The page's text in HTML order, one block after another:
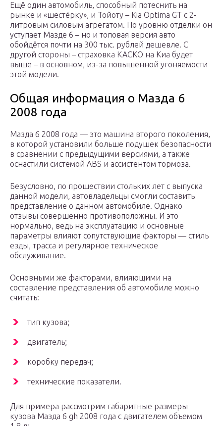
Ещё один автомобиль, способный потеснить на
рынке и «шестёрку», и Тойоту – Kia Optima GT с 2-
литровым силовым агрегатом. По уровню отделки он
уступает Мазде 6 – но и топовая версия авто
обойдётся почти на 300 тыс. рублей дешевле. С
другой стороны – страховка КАСКО на Киа будет
выше – в основном, из-за повышенной угоняемости
этой модели.
Общая информация о Мазда 6
2008 года
Мазда 6 2008 года — это машина второго поколения,
в которой установили больше подушек безопасности
в сравнении с предыдущими версиями, а также
оснастили системой ABS и ассистентом тормоза.
Безусловно, по прошествии стольких лет с выпуска
данной модели, автовладельцы смогли составить
представление о данном автомобиле. Однако
отзывы совершенно противоположны. И это
нормально, ведь на эксплуатацию и основные
параметры влияют сопутствующие факторы — стиль
езды, трасса и регулярное техническое
обслуживание.
Основными же факторами, влияющими на
составление представления об автомобиле можно
считать:
тип кузова;
двигатель;
коробку передач;
технические показатели.
Для примера рассмотрим габаритные размеры
кузова Мазда 6 gh 2008 года с двигателем объемом